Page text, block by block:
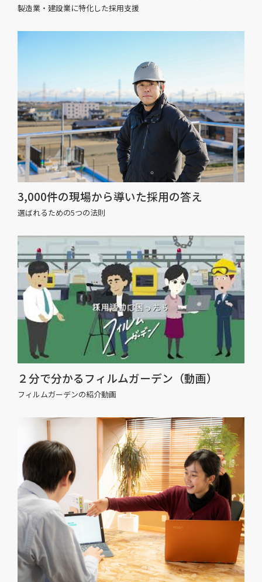
製造業・建設業に特化した採用支援
3,000件の現場から導いた採用の答え
選ばれるための5つの法則
２分で分かるフィルムガーデン（動画）
フィルムガーデンの紹介動画